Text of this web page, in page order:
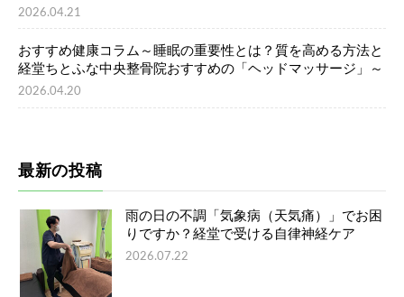
2026.04.21
おすすめ健康コラム～睡眠の重要性とは？質を高める方法と
経堂ちとふな中央整骨院おすすめの「ヘッドマッサージ」～
2026.04.20
最新の投稿
雨の日の不調「気象病（天気痛）」でお困
りですか？経堂で受ける自律神経ケア
2026.07.22